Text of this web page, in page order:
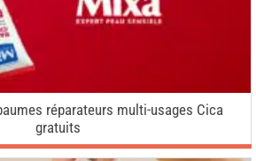
réparateurs multi-usages Cica
gratuits